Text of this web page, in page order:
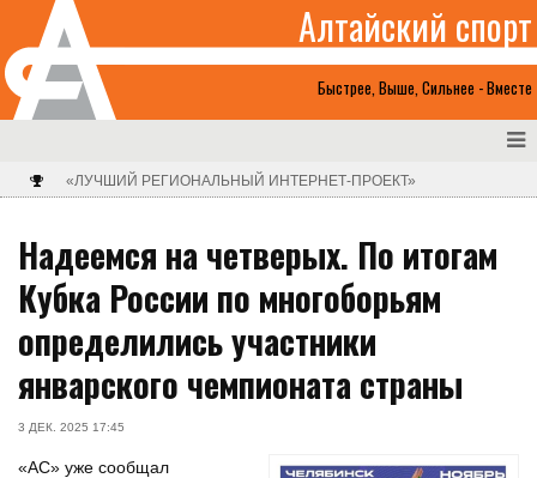
Быстрее, Выше, Сильнее - Вместе
Алтайский спорт
«ЛУЧШИЙ РЕГИОНАЛЬНЫЙ ИНТЕРНЕТ-ПРОЕКТ»
Надеемся на четверых. По итогам
Кубка России по многоборьям
определились участники
январского чемпионата страны
3 ДЕК. 2025 17:45
«АС» уже сообщал